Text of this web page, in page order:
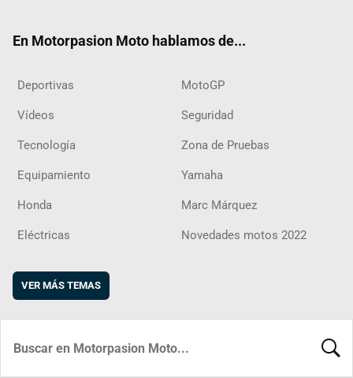
En Motorpasion Moto hablamos de...
Deportivas MotoGP
Vídeos Seguridad
Tecnología Zona de Pruebas
Equipamiento Yamaha
Honda Marc Márquez
Eléctricas Novedades motos 2022
VER MÁS TEMAS